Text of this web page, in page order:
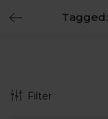
Filter
LOGIN